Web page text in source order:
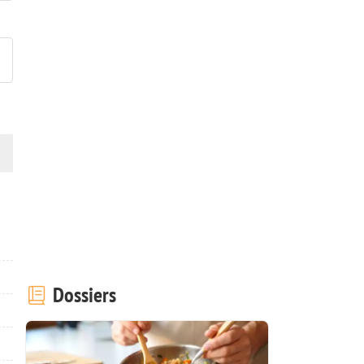
votre photo de cette
Dossiers